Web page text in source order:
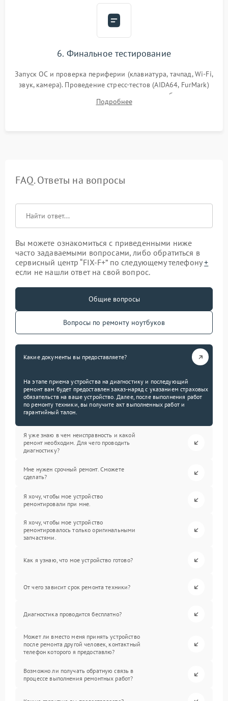
6. Финальное тестирование
Запуск ОС и проверка периферии (клавиатура, тачпад, Wi-Fi,
звук, камера). Проведение стресс-тестов (AIDA64, FurMark)
для контроля температурного режима и стабильности
системы под пиковой нагрузкой.
Подробнее
FAQ. Ответы на вопросы
Вы можете ознакомиться с приведенными ниже
часто задаваемыми вопросами, либо обратиться в
сервисный центр “FIX-F+” по следующему телефону+
если не нашли ответ на свой вопрос.
Общие вопросы
Вопросы по ремонту ноутбуков
Какие документы вы предоставляете?
На этапе приема устройства на диагностику и последующий
ремонт вам будет предоставлен заказ-наряд с указанием страховых
обязательств на ваше устройство. Далее, после выполнения работ
по ремонту техники, вы получите акт выполненных работ и
гарантийный талон.
Я уже знаю в чем неисправность и какой
ремонт необходим. Для чего проводить
диагностику?
Мне нужен срочный ремонт. Сможете
сделать?
Я хочу, чтобы мое устройство
ремонтировали при мне.
Я хочу, чтобы мое устройство
ремонтировалось только оригинальными
запчастями.
Как я узнаю, что мое устройство готово?
От чего зависит срок ремонта техники?
Диагностика проводится бесплатно?
Может ли вместо меня принять устройство
после ремонта другой человек, контактный
телефон которого я предоставлю?
Возможно ли получать обратную связь в
процессе выполнения ремонтных работ?